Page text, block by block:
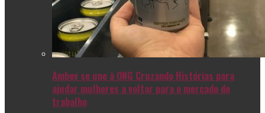
Ambev se une à ONG Cruzando Histórias para
ajudar mulheres a voltar para o mercado de
trabalho